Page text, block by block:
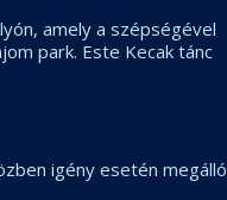
amely a szépségével
park. Este Kecak tánc
igény esetén megálló